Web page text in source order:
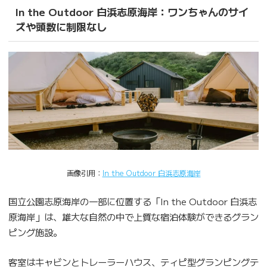
In the Outdoor 白浜志原海岸：ワンちゃんのサイ
ズや頭数に制限なし
画像引用： In the Outdoor 白浜志原海岸
国立公園志原海岸の一部に位置する「In the Outdoor 白浜志
原海岸」は、雄大な自然の中で上質な宿泊体験ができるグラン
ピング施設。
客室はキャビンとトレーラーハウス、ティピ型グランピングテ